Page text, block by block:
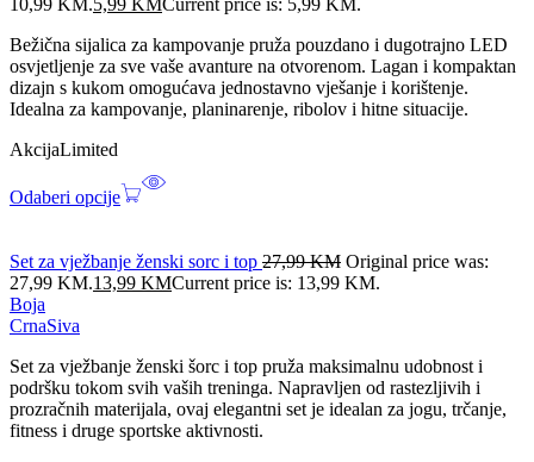
10,99 KM.5,99 KMCurrent price is: 5,99 KM.
Bežična sijalica za kampovanje pruža pouzdano i dugotrajno LED
osvjetljenje za sve vaše avanture na otvorenom. Lagan i kompaktan
dizajn s kukom omogućava jednostavno vješanje i korištenje.
Idealna za kampovanje, planinarenje, ribolov i hitne situacije.
AkcijaLimited
Odaberi opcije
Set za vježbanje ženski sorc i top 27,99KM Original price was:
27,99 KM.13,99 KMCurrent price is: 13,99 KM.
Boja
CrnaSiva
Set za vježbanje ženski šorc i top pruža maksimalnu udobnost i
podršku tokom svih vaših treninga. Napravljen od rastezljivih i
prozračnih materijala, ovaj elegantni set je idealan za jogu, trčanje,
fitness i druge sportske aktivnosti.